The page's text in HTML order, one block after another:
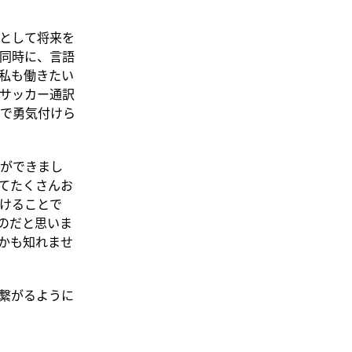
して将来を
時に、言語
も働きたい
ッカー通訳
勇気付けら
できまし
たくさんお
ることで
だと思いま
も知れませ
がるように